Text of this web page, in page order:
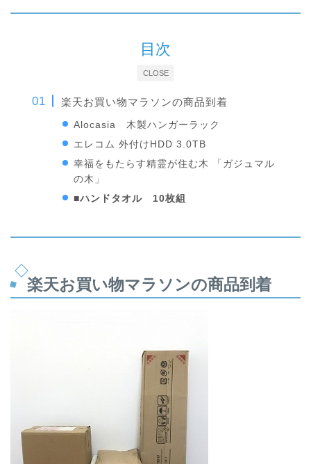
CLOSE
目次
楽天お買い物マラソンの商品到着
Alocasia 木製ハンガーラック
エレコム 外付けHDD 3.0TB
幸福をもたらす精霊が住む木 「ガジュマル
の木」
■ハンドタオル 10枚組
楽天お買い物マラソンの商品到着